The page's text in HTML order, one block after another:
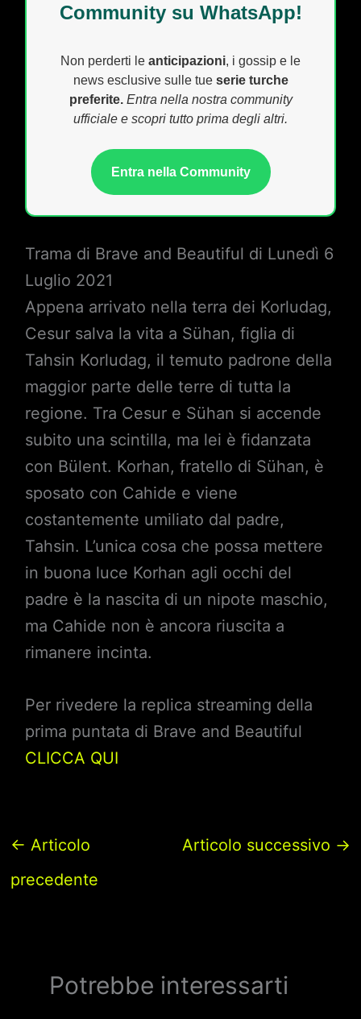
Community su WhatsApp!
Non perderti le anticipazioni, i gossip e le
news esclusive sulle tue serie turche
preferite. Entra nella nostra community
ufficiale e scopri tutto prima degli altri.
Entra nella Community
Trama di Brave and Beautiful di Lunedì 6
Luglio 2021
Appena arrivato nella terra dei Korludag,
Cesur salva la vita a Sühan, figlia di
Tahsin Korludag, il temuto padrone della
maggior parte delle terre di tutta la
regione. Tra Cesur e Sühan si accende
subito una scintilla, ma lei è fidanzata
con Bülent. Korhan, fratello di Sühan, è
sposato con Cahide e viene
costantemente umiliato dal padre,
Tahsin. L’unica cosa che possa mettere
in buona luce Korhan agli occhi del
padre è la nascita di un nipote maschio,
ma Cahide non è ancora riuscita a
rimanere incinta.
Per rivedere la replica streaming della
prima puntata di Brave and Beautiful
CLICCA QUI
← Articolo
precedente
Articolo successivo →
Potrebbe interessarti